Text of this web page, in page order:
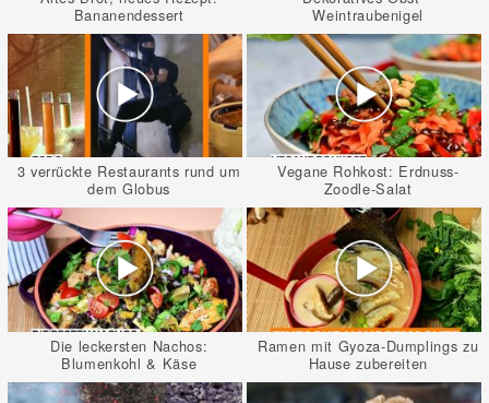
Bananendessert
Weintraubenigel
3 verrückte Restaurants rund um
dem Globus
Vegane Rohkost: Erdnuss-
Zoodle-Salat
Die leckersten Nachos:
Blumenkohl & Käse
Ramen mit Gyoza-Dumplings zu
Hause zubereiten